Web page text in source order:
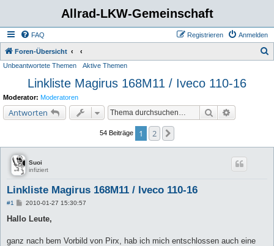
Allrad-LKW-Gemeinschaft
FAQ Anmelden
Registrieren
Foren-Übersicht
Unbeantwortete Themen Aktive Themen
Linkliste Magirus 168M11 / Iveco 110-16
Moderator: Moderatoren
Antworten Suche
54 Beiträge 1 2
Suoi
infiziert
Linkliste Magirus 168M11 / Iveco 110-16
#1
B
i
a
2010-01-27 15:30:57
Hallo Leute,
ganz nach bem Vorbild von Pirx, hab ich mich entschlossen auch eine